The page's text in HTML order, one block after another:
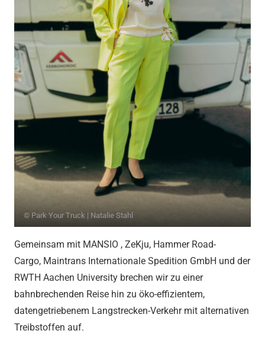
© Park Your Truck | Natalie Stahl
Gemeinsam mit MANSIO , ZeKju, Hammer Road-
Cargo, Maintrans Internationale Spedition GmbH und der
RWTH Aachen University brechen wir zu einer
bahnbrechenden Reise hin zu öko-effizientem,
datengetriebenem Langstrecken-Verkehr mit alternativen
Treibstoffen auf.